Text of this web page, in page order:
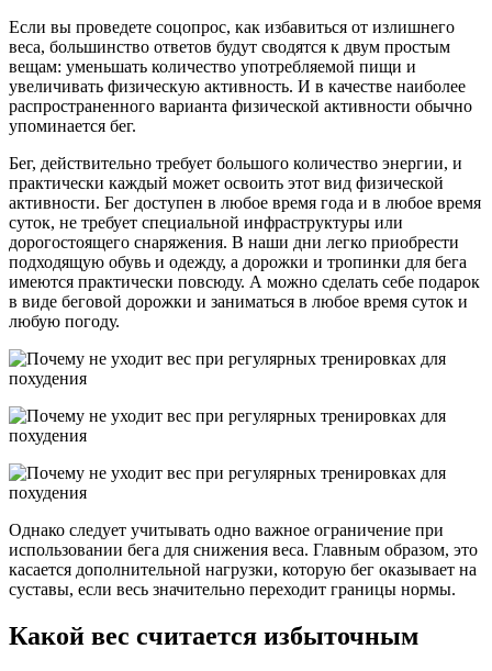
Если вы проведете соцопрос, как избавиться от излишнего
веса, большинство ответов будут сводятся к двум простым
вещам: уменьшать количество употребляемой пищи и
увеличивать физическую активность. И в качестве наиболее
распространенного варианта физической активности обычно
упоминается бег.
Бег, действительно требует большого количество энергии, и
практически каждый может освоить этот вид физической
активности. Бег доступен в любое время года и в любое время
суток, не требует специальной инфраструктуры или
дорогостоящего снаряжения. В наши дни легко приобрести
подходящую обувь и одежду, а дорожки и тропинки для бега
имеются практически повсюду. А можно сделать себе подарок
в виде беговой дорожки и заниматься в любое время суток и
любую погоду.
Однако следует учитывать одно важное ограничение при
использовании бега для снижения веса. Главным образом, это
касается дополнительной нагрузки, которую бег оказывает на
суставы, если весь значительно переходит границы нормы.
Какой вес считается избыточным